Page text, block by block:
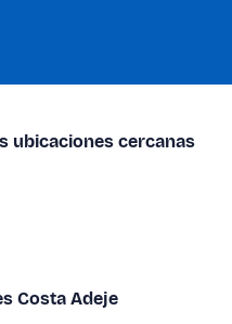
ubicaciones cercanas
Costa Adeje